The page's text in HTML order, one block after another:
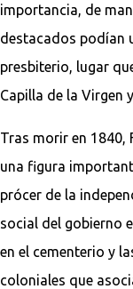
importancia, de
destacados podían
presbiterio, lugar
Capilla de la Virgen
Tras morir en 1840,
una figura
prócer de la
social del gobierno
en el cementerio y
coloniales que